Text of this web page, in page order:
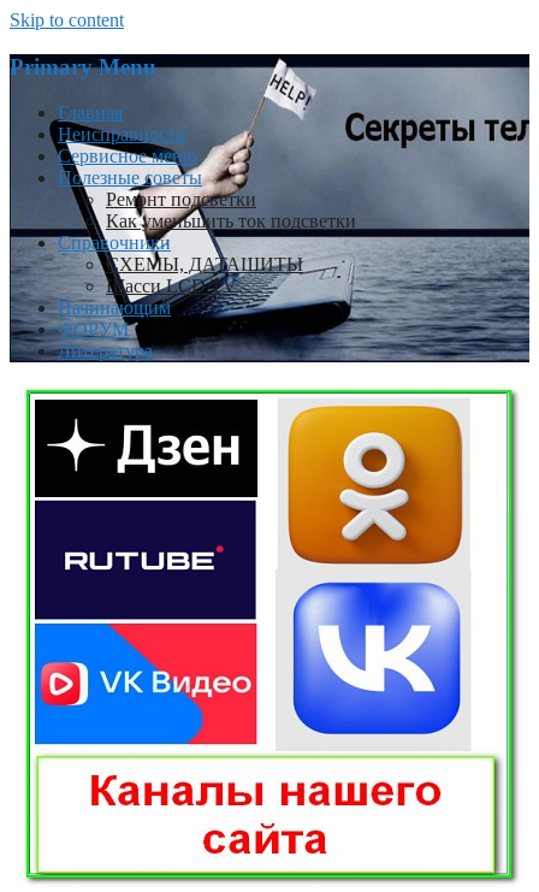
Skip to content
Primary Menu
Главная
Неисправности
Сервисное меню
Полезные советы
Ремонт подсветки
Как уменьшить ток подсветки
Справочники
СХЕМЫ, ДАТАШИТЫ
Шасси LCD TV
Начинающим
ФОРУМ
Литература